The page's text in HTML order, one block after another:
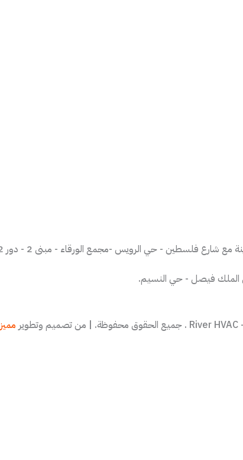
فلسطين - حي الرويس -مجمع الورقاء - مبنى 2 - دور 2 مكتب 202.
الملك فيصل - حي النسيم.
مميز